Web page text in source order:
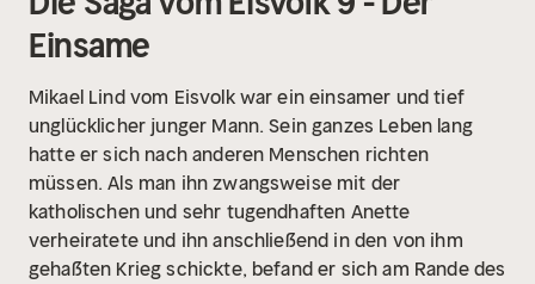
Einsame
Mikael Lind vom Eisvolk war ein einsamer und tief
unglücklicher junger Mann. Sein ganzes Leben lang
hatte er sich nach anderen Menschen richten
müssen. Als man ihn zwangsweise mit der
katholischen und sehr tugendhaften Anette
verheiratete und ihn anschließend in den von ihm
gehaßten Krieg schickte, befand er sich am Rande des